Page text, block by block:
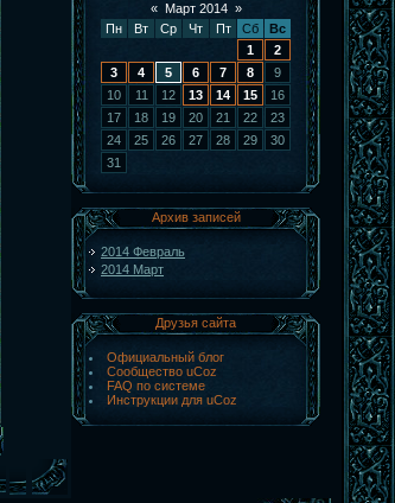
« Март 2014 »
Пн
Вт Ср Чт Пт Сб
Вс
1
2
3
4 5 6 7 8
9
10
11 12 13 14 15
16
17
18 19 20 21 22
23
24
25 26 27 28 29
30
31
Архив записей
2014 Февраль
2014 Март
Друзья сайта
Официальный блог
Сообщество uCoz
FAQ по системе
Инструкции для uCoz